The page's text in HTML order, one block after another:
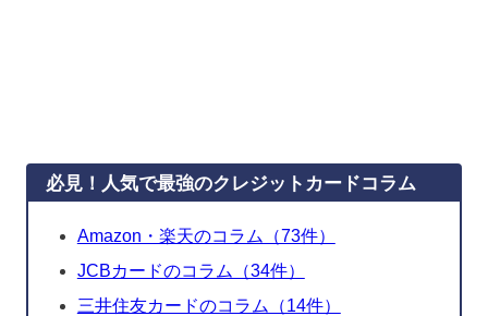
必見！人気で最強のクレジットカードコラム
Amazon・楽天のコラム（73件）
JCBカードのコラム（34件）
三井住友カードのコラム（14件）